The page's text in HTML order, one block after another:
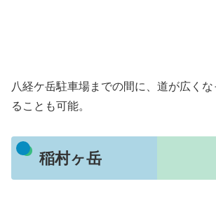
八経ケ岳駐車場までの間に、道が広く
ることも可能。
稲村ヶ岳